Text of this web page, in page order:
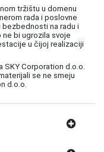
tržištu u domenu
rada i poslovne
na radu i
bi ugrozila svoje
u čijoj realizaciji
SKY Corporation d.o.o.
se ne smeju
d.o.o.